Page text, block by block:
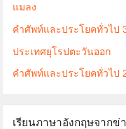
แมลง
คำศัพท์และประโยคทั่วไป
ประเทศยุโรปตะวันออก
คำศัพท์และประโยคทั่วไป
เรียนภาษาอังกฤษจากข่